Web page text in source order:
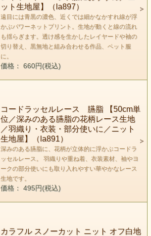
ット生地屋】（la897）
遠目には青黒の濃色、近くでは細かなかすれ線が浮
かぶパワーネットプリント。生地が動くと線の流れ
も揺らぎます。透け感を生かしたレイヤードや袖の
切り替え、黒無地と組み合わせる作品、ペット服
に。
価格： 660円(税込)
コードラッセルレース 臙脂 【50cm単
位／深みのある臙脂の花柄レース生地
／羽織り・衣装・部分使いに／ニット
生地屋】（la891）
深みのある臙脂に、花柄が立体的に浮かぶコードラ
ッセルレース。 羽織りや重ね着、衣装素材、袖やヨ
ークの部分使いにも取り入れやすい華やかなレース
生地です。
価格： 495円(税込)
カラフル スノーカット ニット オフ白地